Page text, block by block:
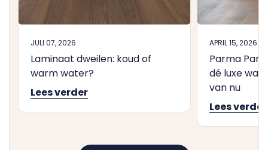
JULI 07, 2026
Laminaat dweilen: koud of
warm water?
Lees verder
APRIL 15, 2026
Parma
dé luxe
van nu
Lees verder